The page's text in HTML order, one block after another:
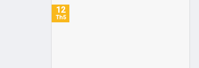
12
Th5